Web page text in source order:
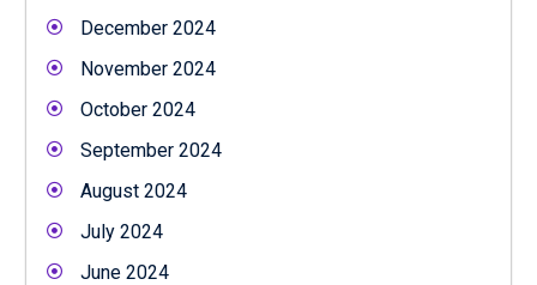
December 2024
November 2024
October 2024
September 2024
August 2024
July 2024
June 2024